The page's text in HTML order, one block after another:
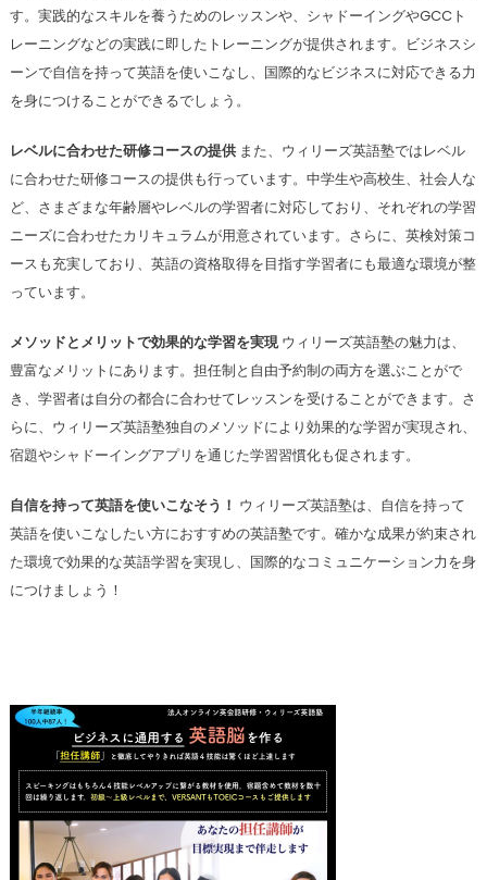
す。実践的なスキルを養うためのレッスンや、シャドーイングやGCCト
レーニングなどの実践に即したトレーニングが提供されます。ビジネスシ
ーンで自信を持って英語を使いこなし、国際的なビジネスに対応できる力
を身につけることができるでしょう。
レベルに合わせた研修コースの提供また、ウィリーズ英語塾ではレベル
に合わせた研修コースの提供も行っています。中学生や高校生、社会人な
ど、さまざまな年齢層やレベルの学習者に対応しており、それぞれの学習
ニーズに合わせたカリキュラムが用意されています。さらに、英検対策コ
ースも充実しており、英語の資格取得を目指す学習者にも最適な環境が整
っています。
メソッドとメリットで効果的な学習を実現ウィリーズ英語塾の魅力は、
豊富なメリットにあります。担任制と自由予約制の両方を選ぶことがで
き、学習者は自分の都合に合わせてレッスンを受けることができます。さ
らに、ウィリーズ英語塾独自のメソッドにより効果的な学習が実現され、
宿題やシャドーイングアプリを通じた学習習慣化も促されます。
自信を持って英語を使いこなそう！ ウィリーズ英語塾は、自信を持って
英語を使いこなしたい方におすすめの英語塾です。確かな成果が約束され
た環境で効果的な英語学習を実現し、国際的なコミュニケーション力を身
につけましょう！